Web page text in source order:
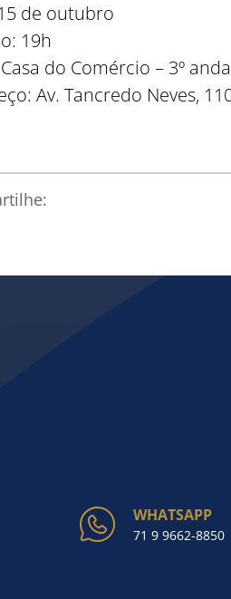
de outubro
19h
do Comércio – 3º
Av. Tancredo Neves,
WHATSAPP
71 9 9662-8850